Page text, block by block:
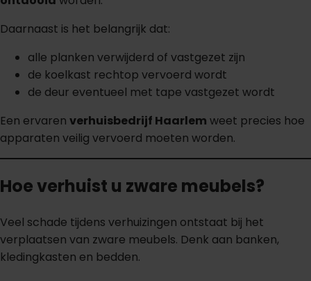
Daarnaast is het belangrijk dat:
alle planken verwijderd of vastgezet zijn
de koelkast rechtop vervoerd wordt
de deur eventueel met tape vastgezet wordt
Een ervaren verhuisbedrijf Haarlem weet precies hoe
apparaten veilig vervoerd moeten worden.
Hoe verhuist u zware meubels?
Veel schade tijdens verhuizingen ontstaat bij het
verplaatsen van zware meubels. Denk aan banken,
kledingkasten en bedden.